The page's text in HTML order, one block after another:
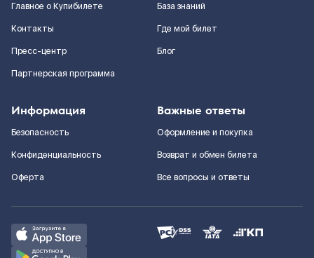
Главное о Купибилете
Контакты
Пресс-центр
Партнерская программа
База знаний
Где мой билет
Блог
Информация
Безопасность
Конфиденциальность
Оферта
Важные ответы
Оформление и покупка
Возврат и обмен билета
Все вопросы и ответы